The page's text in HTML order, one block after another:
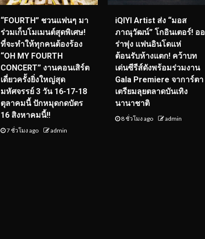
“FOURTH” ชวนแฟนๆ มา
ร่วมเก็บโมเมนต์สุดพิเศษ!
ที่จะทำให้ทุกคนต้องร้อง
“OH MY FOURTH
CONCERT” งานคอนเสิร์ต
เดี่ยวครั้งยิ่งใหญ่สุด
มหัศจรรย์ 3 วัน 16-17-18
ตุลาคมนี้ ปักหมุดกดบัตร
16 สิงหาคมนี้!!
7 ชั่วโมง ago admin
iQIYI Artist ส่ง “มอส
ภาณุวัฒน์” โกอินเตอร์! ออ
ร่าพุ่ง แฟนอินโดแห่
ต้อนรับห้างแตก! คว้าบท
เด่นซีรีส์ดังพร้อมร่วมงาน
Gala Premiere จาการ์ตา
เตรียมลุยตลาดบันเทิง
นานาชาติ
8 ชั่วโมง ago admin